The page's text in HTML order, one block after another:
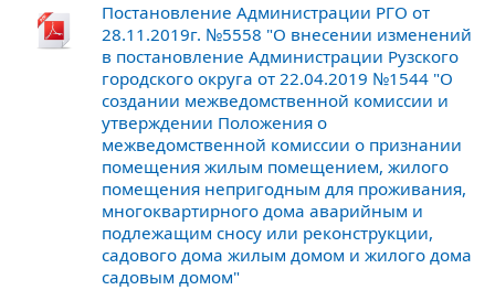
Постановление Администрации РГО от
28.11.2019г. №5558 "О внесении изменений
в постановление Администрации Рузского
городского округа от 22.04.2019 №1544 "О
создании межведомственной комиссии и
утверждении Положения о
межведомственной комиссии о признании
помещения жилым помещением, жилого
помещения непригодным для проживания,
многоквартирного дома аварийным и
подлежащим сносу или реконструкции,
садового дома жилым домом и жилого дома
садовым домом"